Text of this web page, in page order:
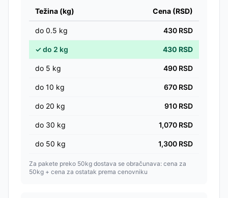
Težina (kg) Cena (RSD)
do 0.5 kg 430 RSD
✓do 2 kg 430 RSD
do 5 kg 490 RSD
do 10 kg 670 RSD
do 20 kg 910 RSD
do 30 kg 1,070 RSD
do 50 kg 1,300 RSD
Za pakete preko 50kg dostava se obračunava: cena za
50kg + cena za ostatak prema cenovniku